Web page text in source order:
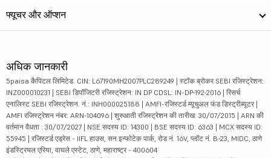
फ्यूचर और ऑप्शन
अधिक जानकारी
5paisa कैपिटल लिमिटेड. CIN: L67190MH2007PLC289249 | स्टॉक ब्रोकर SEBI रजिस्ट्रेशन:
INZ000010231 | SEBI डिपॉजिटरी रजिस्ट्रेशन: IN DP CDSL: IN-DP-192-2016 | रिसर्च
एनालिस्ट SEBI रजिस्ट्रेशन. नं.: INH000025188 | AMFI-रजिस्टर्ड म्यूचुअल फंड डिस्ट्रीब्यूटर |
AMFI रजिस्ट्रेशन नंबर: ARN-104096 | शुरुआती रजिस्ट्रेशन की तारीख: 30/07/2015 | ARN की
वर्तमान वैधता : 30/07/2027 | NSE सदस्य ID: 14300 | BSE सदस्य ID: 6363 | MCX सदस्य ID:
55945 | रजिस्टर्ड एड्रेस - IIFL हाउस, सन इन्फोटेक पार्क, रोड नं. 16V, प्लॉट नं. B-23, MIDC, ठाणे
इंडस्ट्रियल एरिया, वाघले एस्टेट, ठाणे, महाराष्ट्र - 400604